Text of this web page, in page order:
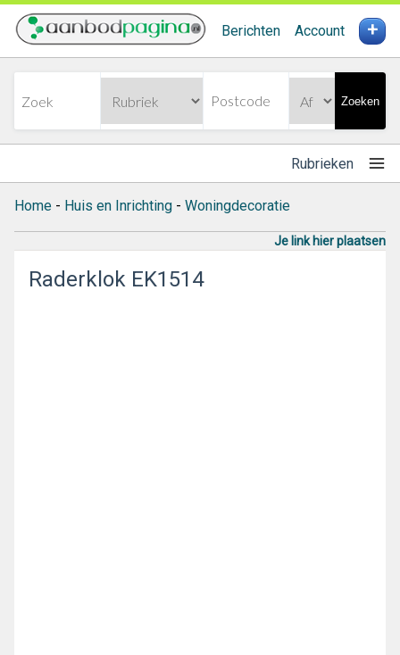
Berichten Account +
Zoeken
Rubrieken
Home - Huis en Inrichting - Woningdecoratie
Je link hier plaatsen
Raderklok EK1514